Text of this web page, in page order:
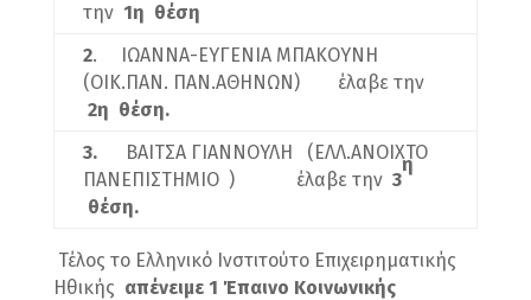
την 1η θέση
2. ΙΩΑΝΝΑ-ΕΥΓΕΝΙΑ ΜΠΑΚΟΥΝΗ
(ΟΙΚ.ΠΑΝ. ΠΑΝ.ΑΘΗΝΩΝ) έλαβε την
2η θέση.
3.
ΒΑΙΤΣΑ ΓΙΑΝΝΟΥΛΗ (ΕΛΛ.ΑΝΟΙΧΤΟ
ΠΑΝΕΠΙΣΤΗΜΙΟ ) έλαβε την 3
η
θέση.
Τέλος το Ελληνικό Ινστιτούτο Επιχειρηματικής
Ηθικής απένειμε 1 Έπαινο Κοινωνικής